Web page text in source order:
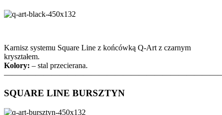
Karnisz systemu Square Line z końcówką Q-Art z czarnym
kryształem.
Kolory: – stal przecierana.
SQUARE LINE BURSZTYN